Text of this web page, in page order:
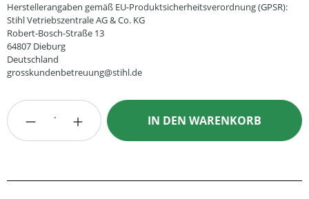
Herstellerangaben gemäß EU-Produktsicherheitsverordnung (GPSR):
Stihl Vetriebszentrale AG & Co. KG
Robert-Bosch-Straße 13
64807 Dieburg
Deutschland
grosskundenbetreuung@stihl.de
Produkt Anzahl: Gib den gewünschten
IN DEN WARENKORB